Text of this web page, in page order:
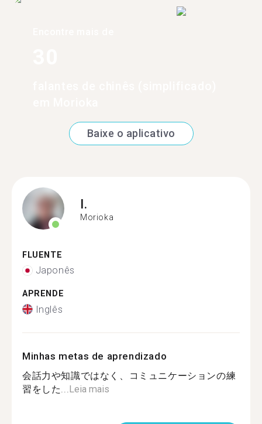
Baixe o aplicativo
I.
Morioka
FLUENTE
Japonês
APRENDE
Inglês
Minhas metas de aprendizado
会話力や知識ではなく、コミュニケーションの練
習をした... Leia mais